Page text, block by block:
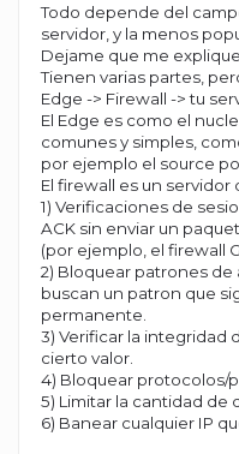
Todo depende del
servidor, y la menos
Dejame que me
Tienen varias partes,
Edge -> Firewall -> tu
El Edge es como el
comunes y simples,
por ejemplo el source
El firewall es un
1) Verificaciones de
ACK sin enviar un
(por ejemplo, el firewall
2) Bloquear patrones
buscan un patron que
permanente.
3) Verificar la integridad
cierto valor.
4) Bloquear protocolos/
5) Limitar la cantidad de
6) Banear cualquier IP